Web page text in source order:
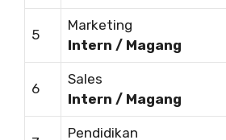
5
Marketing
Intern / Magang
6
Sales
Intern / Magang
Pendidikan